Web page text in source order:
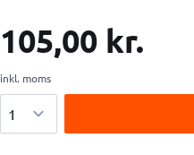
105,00 kr.
inkl. moms